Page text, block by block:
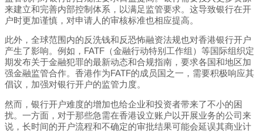
来建立和完善内部控制体系，以满足监管要求。这导致银行在开
户时更加谨慎，对申请人的审核标准也相应提高。
此外，全球范围内的反洗钱和反恐怖融资法规也对香港银行开户
产生了影响。例如，FATF（金融行动特别工作组）等国际组织定
期发布关于金融犯罪的最新动态和合规指南，要求各国和地区加
强金融监管合作。香港作为FATF的成员国之一，需要积极响应其
倡议，加强对银行开户的监管力度。
然而，银行开户难度的增加也给企业和投资者带来了不小的困
扰。一方面，对于那些急需在香港设立账户以开展业务的公司来
说，长时间的开户流程和不确定的审批结果可能会延误其商业计